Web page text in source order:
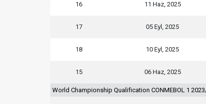
16 11 Haz, 2025
17 05 Eyl, 2025
18 10 Eyl, 2025
15 06 Haz, 2025
World Championship Qualification CONMEBOL 1